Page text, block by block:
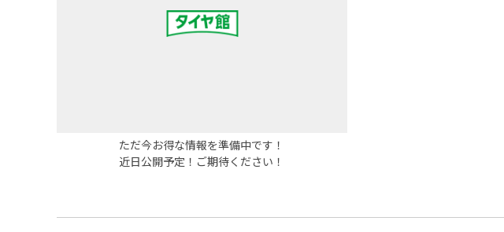
ただ今お得な情報を準備中です！
近日公開予定！ご期待ください！